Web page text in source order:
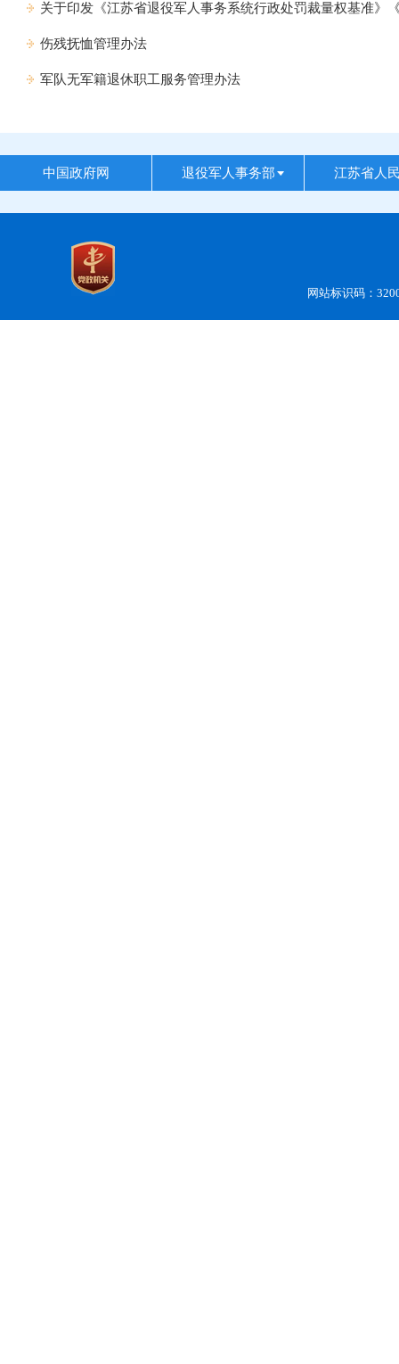
关于印发《江苏省退役军人事务系统行政处罚裁量权基准》
伤残抚恤管理办法
军队无军籍退休职工服务管理办法
中国政府网 退役军人事务部 江苏省人
网站标识码：